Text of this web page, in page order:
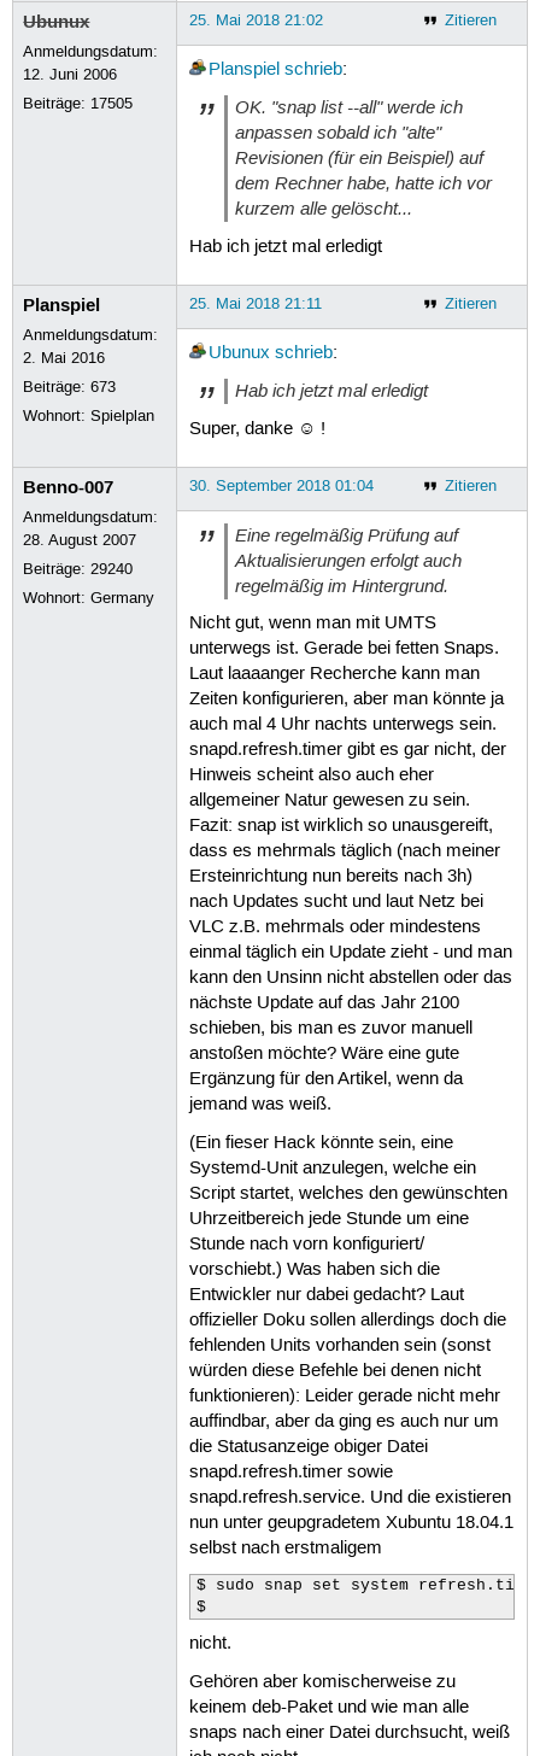
Stopping unit snap-
snap-gnome\x2d3\x2d26\x2d1604-
Removing snap gnome-3-26-1604 and
Removing snap-
Stopping snap-gnome\x2dcalculator-
Stopping unit snap-
Waiting until unit snap-
snap-gnome\x2dcalculator-
Removing snap gnome-calculator
Stopping snap-gnome\x2dcalculator-
Waiting until unit snap-
Removing snap gnome-calculator
Removing snap-gnome\x2dcalculator-
Stopping snap-gnome\x2dcharacters-
Stopping unit snap-
Waiting until unit snap-
Removing snap gnome-characters
Removing snap-gnome\x2dcharacters-
Stopping snap-gnome\x2dcharacters-
Stopping unit snap-
Waiting until unit snap-
snap-gnome\x2dcharacters-86.mount
Removing snap gnome-characters
Removing snap-gnome\x2dcharacters-
Stopping snap-gnome\x2dlogs-
Stopping unit snap-gnome\x2dlogs-
Waiting until unit snap-
snap-gnome\x2dlogs-25.mount is
Removing snap gnome-logs and
Removing snap-gnome\x2dlogs-
Stopping snap-gnome\x2dlogs-
Stopping unit snap-gnome\x2dlogs-
Waiting until unit snap-
snap-gnome\x2dlogs-31.mount is
Removing snap gnome-logs and
Removing snap-gnome\x2dlogs-
Stopping snap-
Stopping unit snap-
Waiting until unit snap-
snap-gnome\x2dsystem\x2dmonitor-
Removing snap-
Stopping snap-
Stopping unit snap-
Waiting until unit snap-
snap-gnome\x2dsystem\x2dmonitor-
Removing snap-
Final directory cleanup
Discarding preserved snap
Removing extra snap-confine
Removing snapd cache
Removing snapd state
Ubunux
Anmeldungsdatum:
12. Juni 2006
Beiträge: 17505
Zitieren
25. Mai 2018 21:02
Planspiel schrieb:
OK. "snap list --all" werde ich
anpassen sobald ich "alte"
Revisionen (für ein Beispiel) auf
dem Rechner habe, hatte ich vor
kurzem alle gelöscht...
Hab ich jetzt mal erledigt
Planspiel
Anmeldungsdatum:
2. Mai 2016
Beiträge:673
Wohnort: Spielplan
Zitieren
25. Mai 2018 21:11
Ubunux schrieb:
Hab ich jetzt mal erledigt
Super, danke ☺ !
Benno-007
Anmeldungsdatum:
28. August 2007
Beiträge:29240
Wohnort: Germany
Zitieren
30. September 2018 01:04
Eine regelmäßig Prüfung auf
Aktualisierungen erfolgt auch
regelmäßig im Hintergrund.
Nicht gut, wenn man mit UMTS
unterwegs ist. Gerade bei fetten Snaps.
Laut laaaanger Recherche kann man
Zeiten konfigurieren, aber man könnte ja
auch mal 4 Uhr nachts unterwegs sein.
snapd.refresh.timer gibt es gar nicht, der
Hinweis scheint also auch eher
allgemeiner Natur gewesen zu sein.
Fazit: snap ist wirklich so unausgereift,
dass es mehrmals täglich (nach meiner
Ersteinrichtung nun bereits nach 3h)
nach Updates sucht und laut Netz bei
VLC z.B. mehrmals oder mindestens
einmal täglich ein Update zieht - und man
kann den Unsinn nicht abstellen oder das
nächste Update auf das Jahr 2100
schieben, bis man es zuvor manuell
anstoßen möchte? Wäre eine gute
Ergänzung für den Artikel, wenn da
jemand was weiß.
(Ein fieser Hack könnte sein, eine
Systemd-Unit anzulegen, welche ein
Script startet, welches den gewünschten
Uhrzeitbereich jede Stunde um eine
Stunde nach vorn konfiguriert/
vorschiebt.) Was haben sich die
Entwickler nur dabei gedacht? Laut
offizieller Doku sollen allerdings doch die
fehlenden Units vorhanden sein (sonst
würden diese Befehle bei denen nicht
funktionieren): Leider gerade nicht mehr
auffindbar, aber da ging es auch nur um
die Statusanzeige obiger Datei
snapd.refresh.timer sowie
snapd.refresh.service. Und die existieren
nun unter geupgradetem Xubuntu 18.04.1
selbst nach erstmaligem
$ sudo snap set system
$
nicht.
Gehören aber komischerweise zu
keinem deb-Paket und wie man alle
snaps nach einer Datei durchsucht, weiß